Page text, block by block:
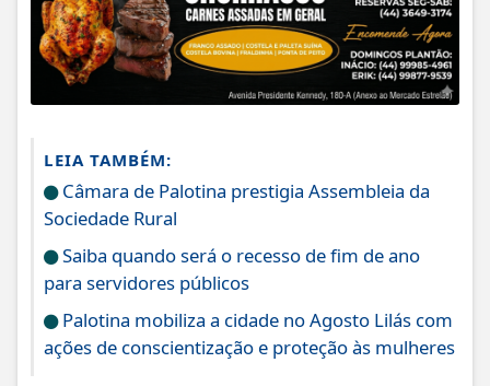
LEIA TAMBÉM:
Câmara de Palotina prestigia Assembleia da
Sociedade Rural
Saiba quando será o recesso de fim de ano
para servidores públicos
Palotina mobiliza a cidade no Agosto Lilás com
ações de conscientização e proteção às mulheres